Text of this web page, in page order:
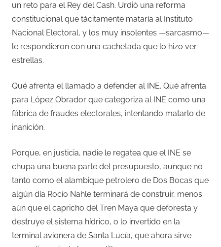
un reto para el Rey del Cash. Urdió una reforma
constitucional que tácitamente mataría al Instituto
Nacional Electoral, y los muy insolentes —sarcasmo—
le respondieron con una cachetada que lo hizo ver
estrellas.
Qué afrenta el llamado a defender al INE. Qué afrenta
para López Obrador que categoriza al INE como una
fábrica de fraudes electorales, intentando matarlo de
inanición.
Porque, en justicia, nadie le regatea que el INE se
chupa una buena parte del presupuesto, aunque no
tanto como el alambique petrolero de Dos Bocas que
algún día Rocío Nahle terminará de construir, menos
aún que el capricho del Tren Maya que deforesta y
destruye el sistema hídrico, o lo invertido en la
terminal avionera de Santa Lucía, que ahora sirve